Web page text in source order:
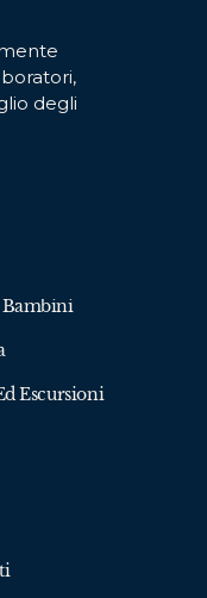
degli
Escursioni